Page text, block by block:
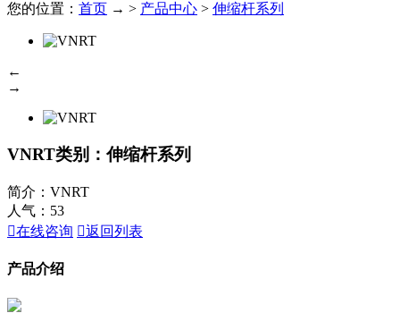
您的位置： 首页 → > 产品中心 > 伸缩杆系列
←
→
VNRT类别：伸缩杆系列
简介：VNRT
人气： 53
在线咨询 返回列表
产品介绍